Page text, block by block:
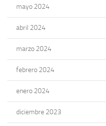
mayo 2024
abril 2024
marzo 2024
febrero 2024
enero 2024
diciembre 2023